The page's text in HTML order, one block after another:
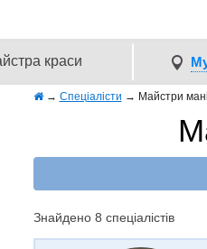
краси
→ Спеціалісти → Майстри
Знайдено 8 спеціалістів